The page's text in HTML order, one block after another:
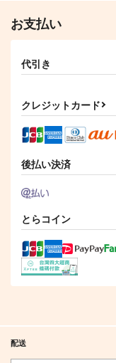
お支払い
代引き
クレジットカード
後払い決済
とらコイン
配送